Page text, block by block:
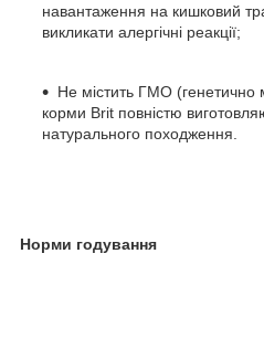
навантаження на кишковий
викликати алергічні реакції;
Не містить ГМО (генетично
корми Brit повністю
натурального походження.
Норми годування